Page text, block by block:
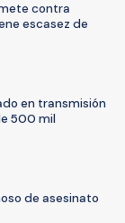
contra
escasez de
en transmisión
500 mil
de asesinato